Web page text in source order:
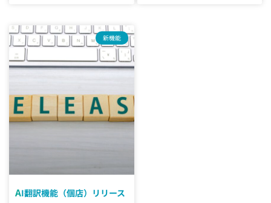
新機能
AI翻訳機能（個店）リリース